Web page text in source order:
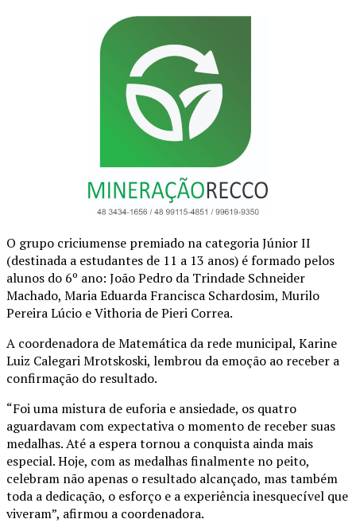
O grupo criciumense premiado na categoria Júnior II
(destinada a estudantes de 11 a 13 anos) é formado pelos
alunos do 6º ano: João Pedro da Trindade Schneider
Machado, Maria Eduarda Francisca Schardosim, Murilo
Pereira Lúcio e Vithoria de Pieri Correa.
A coordenadora de Matemática da rede municipal, Karine
Luiz Calegari Mrotskoski, lembrou da emoção ao receber a
confirmação do resultado.
“Foi uma mistura de euforia e ansiedade, os quatro
aguardavam com expectativa o momento de receber suas
medalhas. Até a espera tornou a conquista ainda mais
especial. Hoje, com as medalhas finalmente no peito,
celebram não apenas o resultado alcançado, mas também
toda a dedicação, o esforço e a experiência inesquecível que
viveram”, afirmou a coordenadora.